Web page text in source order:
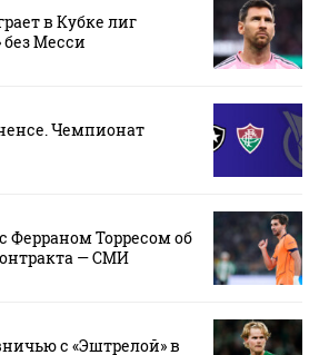
в Кубке лиг
без Месси
Чемпионат
Ферраном Торресом об
— СМИ
с «Эштрелой» в